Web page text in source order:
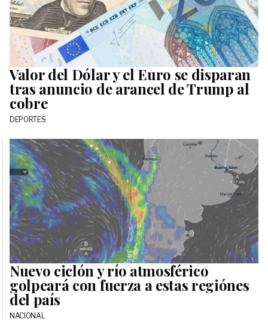
Valor del Dólar y el Euro se disparan
tras anuncio de arancel de Trump al
cobre
DEPORTES
Nuevo ciclón y río atmosférico
golpeará con fuerza a estas regiónes
del país
NACIONAL